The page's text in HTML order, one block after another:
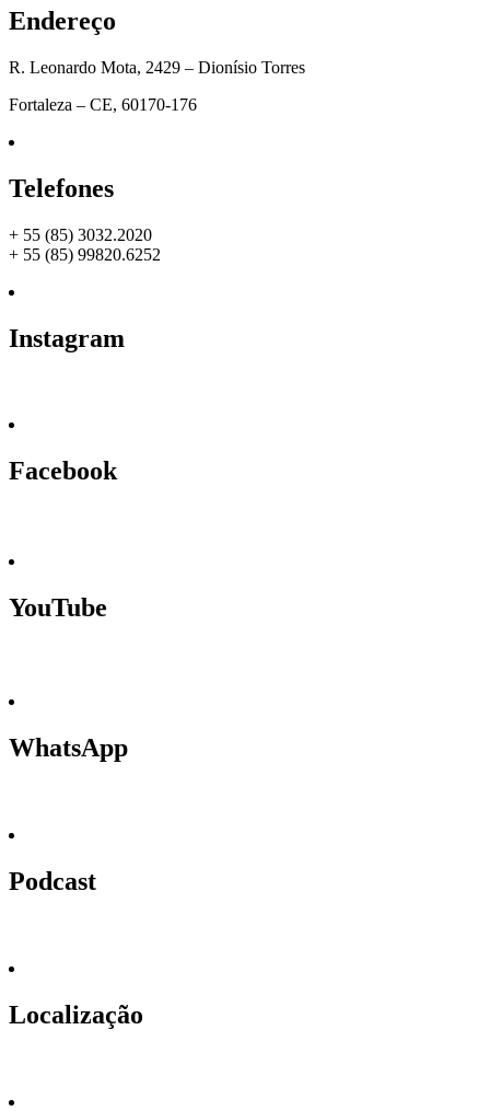
Endereço
R. Leonardo Mota, 2429 – Dionísio Torres
Fortaleza – CE, 60170-176
Telefones
+ 55 (85) 3032.2020
+ 55 (85) 99820.6252
Instagram
Facebook
YouTube
WhatsApp
Podcast
Localização